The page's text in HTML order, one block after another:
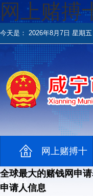
网上赌搏
今天是： 2026年8月7日 星期五
网上赌搏十
大网站
全球最大的赌钱网申
申请人信息